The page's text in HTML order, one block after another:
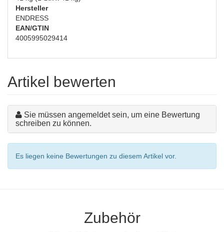
Hersteller
ENDRESS
EAN/GTIN
4005995029414
Artikel bewerten
Sie müssen angemeldet sein, um eine Bewertung
schreiben zu können.
Es liegen keine Bewertungen zu diesem Artikel vor.
Zubehör